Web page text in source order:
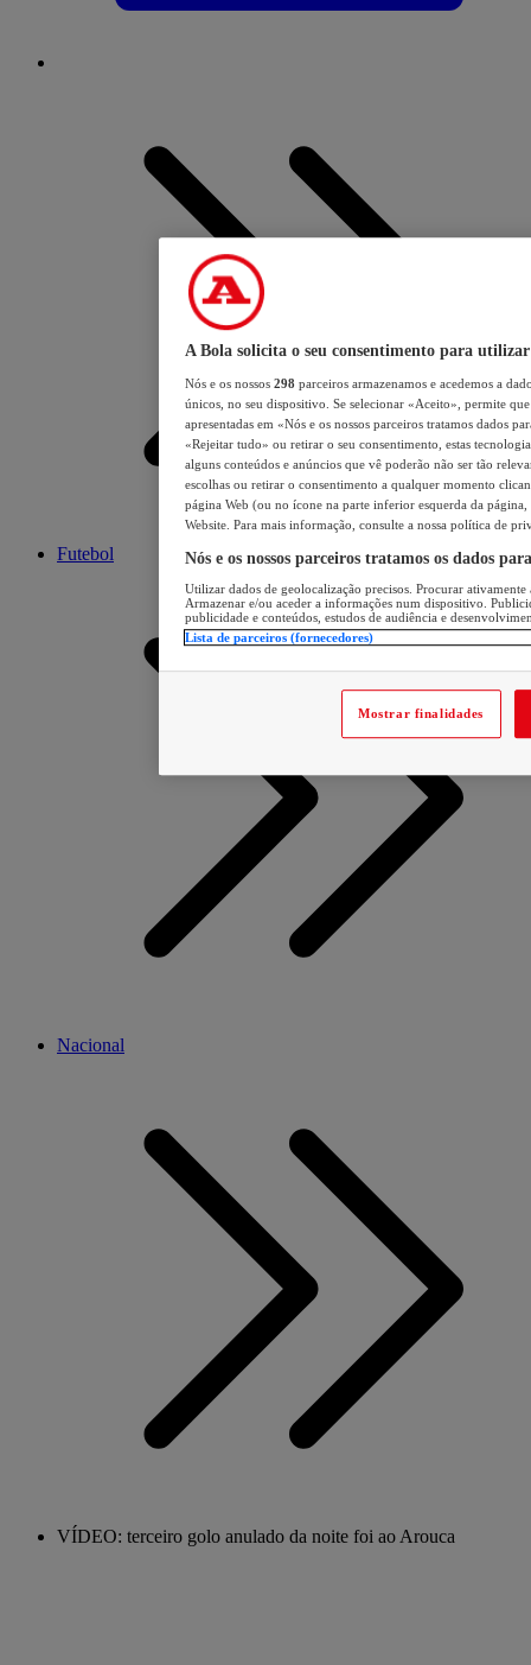
Futebol
Nacional
VÍDEO: terceiro golo anulado da noite foi ao Arouca
A Bola solicita o seu consentimento para utilizar
Nós e os nossos 298 parceiros armazenamos e acedemos a
únicos, no seu dispositivo. Se selecionar «Aceito», permite
apresentadas em «Nós e os nossos parceiros tratamos dados
«Rejeitar tudo» ou retirar o seu consentimento, estas
alguns conteúdos e anúncios que vê poderão não ser tão
escolhas ou retirar o consentimento a qualquer momento
página Web (ou no ícone na parte inferior esquerda da página,
Website. Para mais informação, consulte a nossa política de
Nós e os nossos parceiros tratamos os dados
Utilizar dados de geolocalização precisos. Procurar
Armazenar e/ou aceder a informações num dispositivo.
publicidade e conteúdos, estudos de audiência e
Lista de parceiros (fornecedores)
Mostrar finalidades